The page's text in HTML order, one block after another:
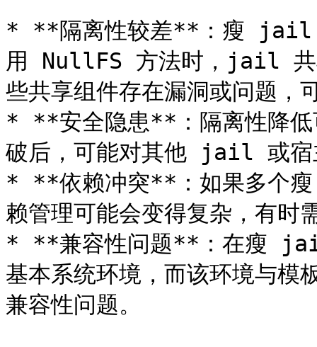
* **隔离性较差**：瘦 jail
用 NullFS 方法时，jail 共
些共享组件存在漏洞或问题
* **安全隐患**：隔离性降
破后，可能对其他 jail 或宿
* **依赖冲突**：如果多个
赖管理可能会变得复杂，有时
* **兼容性问题**：在瘦 jail
基本系统环境，而该环境与模
兼容性问题。